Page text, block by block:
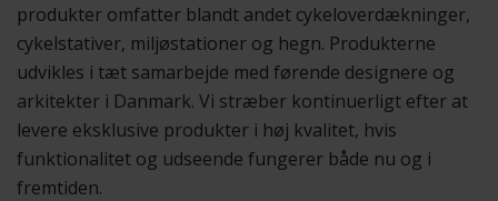
produkter omfatter blandt andet cykeloverdækninger,
cykelstativer, miljøstationer og hegn. Produkterne
udvikles i tæt samarbejde med førende designere og
arkitekter i Danmark. Vi stræber kontinuerligt efter at
levere eksklusive produkter i høj kvalitet, hvis
funktionalitet og udseende fungerer både nu og i
fremtiden.